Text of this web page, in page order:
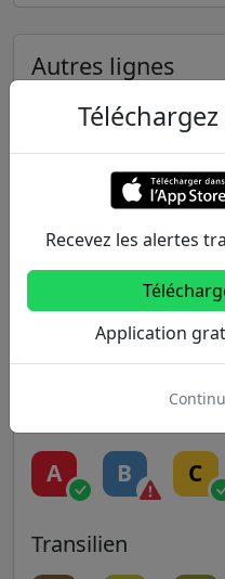
Autres lignes
Metro
1 2 3
11
A B C
Transilien
Recevez les alertes
Application